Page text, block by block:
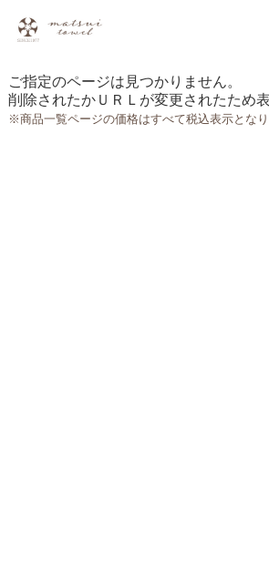
ご指定のページは見つかりません。
削除されたかＵＲＬが変更されたため
※商品一覧ページの価格はすべて税込表示とな